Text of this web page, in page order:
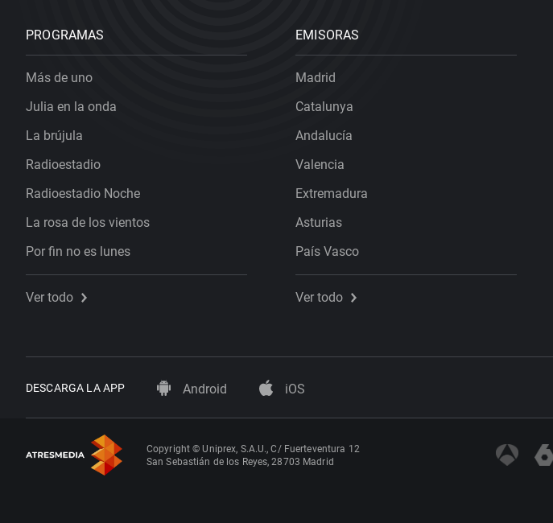
PROGRAMAS
Más de uno
Julia en la onda
La brújula
Radioestadio
Radioestadio Noche
La rosa de los vientos
Por fin no es lunes
Ver todo
EMISORAS
Madrid
Catalunya
Andalucía
Valencia
Extremadura
Asturias
País Vasco
Ver todo
DESCARGA LA APP Android iOS
Copyright © Uniprex, S.A.U., C/ Fuerteventura 12
San Sebastián de los Reyes, 28703 Madrid